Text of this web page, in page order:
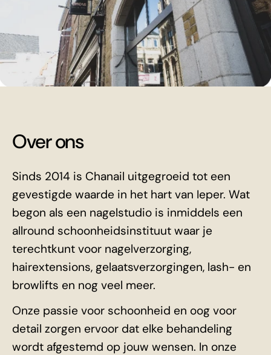
Over ons
Sinds 2014 is Chanail uitgegroeid tot een
gevestigde waarde in het hart van Ieper. Wat
begon als een nagelstudio is inmiddels een
allround schoonheidsinstituut waar je
terechtkunt voor nagelverzorging,
hairextensions, gelaatsverzorgingen, lash- en
browlifts en nog veel meer.
Onze passie voor schoonheid en oog voor
detail zorgen ervoor dat elke behandeling
wordt afgestemd op jouw wensen. In onze